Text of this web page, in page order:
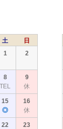
土
日
1
2
8
TEL
9
休
15
◎
16
休
22
23